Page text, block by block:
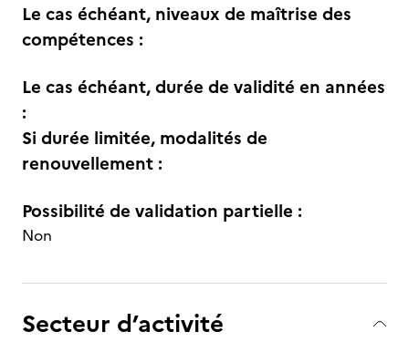
Le cas échéant, niveaux de maîtrise des
compétences :
Le cas échéant, durée de validité en années
:
Si durée limitée, modalités de
renouvellement :
Possibilité de validation partielle :
Non
Secteur d’activité